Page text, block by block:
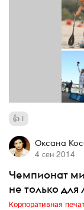
1
Оксана
4 сен 2014
Чемпионат
не только
Корпоративная